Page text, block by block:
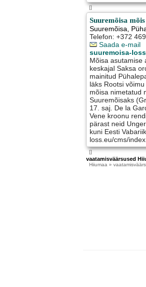
[]
Suuremõisa mõis
Suuremõisa,
Telefon: +372
Saada e-mail
suuremoisa-
Mõisa asutamise
keskajal Saksa
mainitud
läks Rootsi
mõisa nimetatud
Suuremõisaks
17. saj. De la
Vene kroonu
pärast neid
kuni Eesti
loss.eu/cms/
[]
vaatamisväärsused
Hiiumaa »